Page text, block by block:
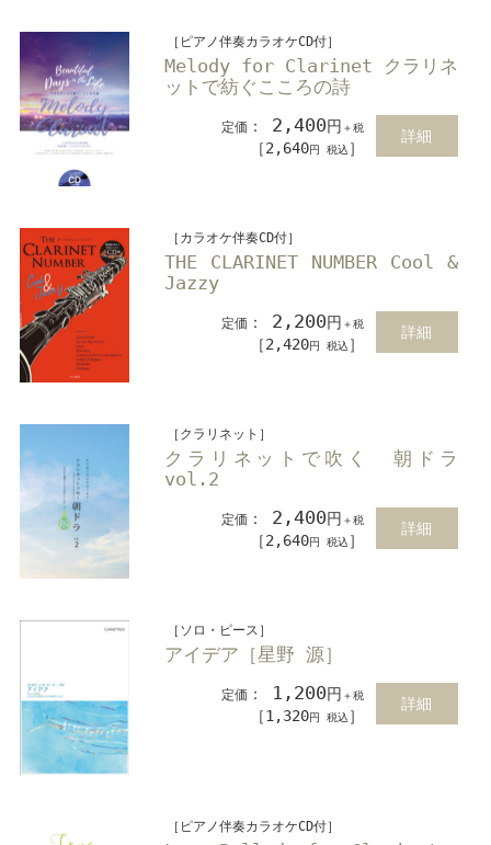
［ピアノ伴奏カラオケCD付］
Melody for Clarinet クラリネ
ットで紡ぐこころの詩
定価 ： 2,400円 ＋税
［2,640円 税込 ］
詳細
［カラオケ伴奏CD付］
THE CLARINET NUMBER Cool &
Jazzy
定価 ： 2,200円 ＋税
［2,420円 税込 ］
詳細
［クラリネット］
クラリネットで吹く 朝ドラ
vol.2
定価 ： 2,400円 ＋税
［2,640円 税込 ］
詳細
［ソロ・ピース］
アイデア［星野 源］
定価 ： 1,200円 ＋税
［1,320円 税込 ］
詳細
［ピアノ伴奏カラオケCD付］